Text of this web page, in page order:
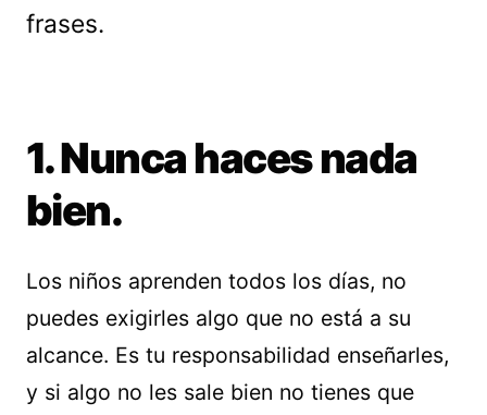
frases.
1. Nunca haces nada
bien.
Los niños aprenden todos los días, no
puedes exigirles algo que no está a su
alcance. Es tu responsabilidad enseñarles,
y si algo no les sale bien no tienes que